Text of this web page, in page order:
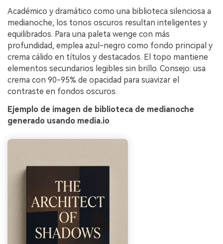
Académico y dramático como una biblioteca silenciosa a
medianoche, los tonos oscuros resultan inteligentes y
equilibrados. Para una paleta wenge con más
profundidad, emplea azul-negro como fondo principal y
crema cálido en títulos y destacados. El topo mantiene
elementos secundarios legibles sin brillo. Consejo: usa
crema con 90-95% de opacidad para suavizar el
contraste en fondos oscuros.
Ejemplo de imagen de biblioteca de medianoche
generado usando media.io